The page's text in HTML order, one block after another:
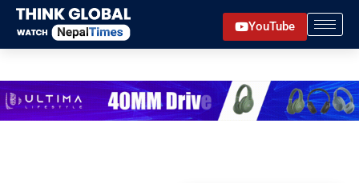
Skip
content
YouTube